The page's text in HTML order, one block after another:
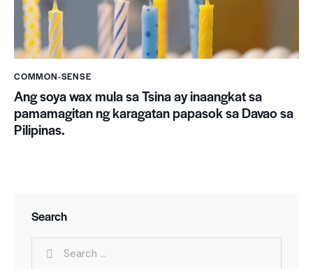
COMMON-SENSE
Ang soya wax mula sa Tsina ay inaangkat sa
pamamagitan ng karagatan papasok sa Davao sa
Pilipinas.
Search